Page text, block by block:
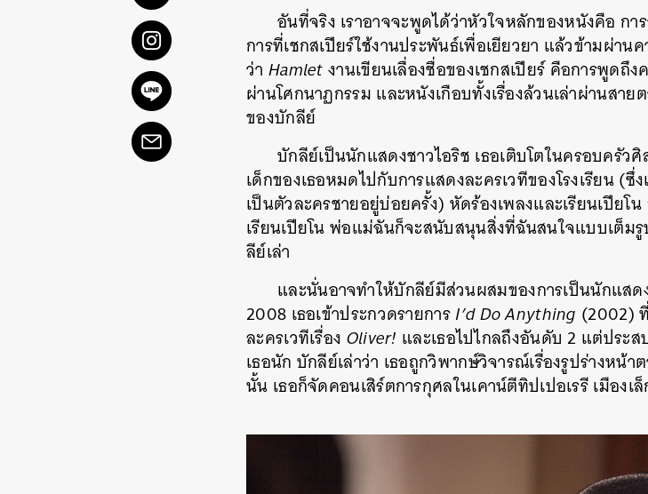
อันที่จริง เราอาจจะพูดได้ว่าหัวใจหลักของหนังคือ ก
การที่เชกสเปียร์ใช้งานประพันธ์เพื่อเยียวยา แล้วข้ามผ่า
ว่า Hamletงานเขียนเลื่องชื่อของเชกสเปียร์ คือการพูด
ผ่านโศกนาฏกรรม และหนังเกือบทั้งเรื่องล้วนเล่าผ่านสา
ของบักลีย์
บักลีย์เป็นนักแสดงชาวไอริช เธอเติบโตในครอบครัว
เด็กของเธอหมดไปกับการแสดงละครเวทีของโรงเรียน (
เป็นตัวละครชายอยู่บ่อยครั้ง) หัดร้องเพลงและเรียนเปีย
เรียนเปียโน พ่อแม่ฉันก็จะสนับสนุนสิ่งที่ฉันสนใจแบบเต็ม
ลีย์เล่า
และนั่นอาจทำให้บักลีย์มีส่วนผสมของการเป็นนักแส
2008 เธอเข้าประกวดรายการI’d Do Anything (2002)
ละครเวทีเรื่อง Oliver! และเธอไปไกลถึงอันดับ 2 แต่ประ
เธอนัก บักลีย์เล่าว่า เธอถูกวิพากษ์วิจารณ์เรื่องรูปร่างห
นั้น เธอก็จัดคอนเสิร์ตการกุศลในเคาน์ตีทิปเปอเรรี เมือง